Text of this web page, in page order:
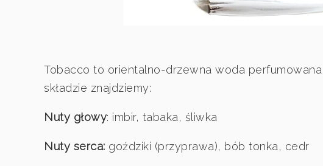
Tobacco to orientalno-drzewna woda
składzie znajdziemy:
Nuty głowy: imbir, tabaka, śliwka
Nuty serca: goździki (przyprawa), bób tonka, cedr